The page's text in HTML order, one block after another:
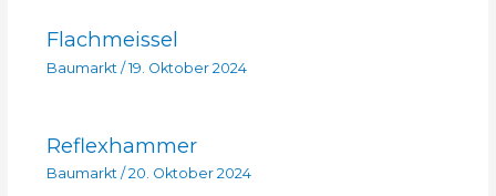
Flachmeissel
Baumarkt /19. Oktober 2024
Reflexhammer
Baumarkt/ 20. Oktober 2024